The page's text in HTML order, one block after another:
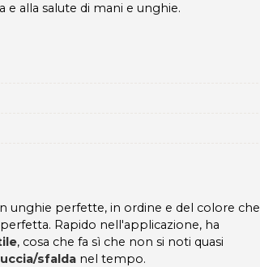
alla salute di mani e unghie.
unghie perfette, in ordine e del colore che
Rapido nell'applicazione, ha
, cosa che fa sì che non si noti quasi
sfalda nel tempo.